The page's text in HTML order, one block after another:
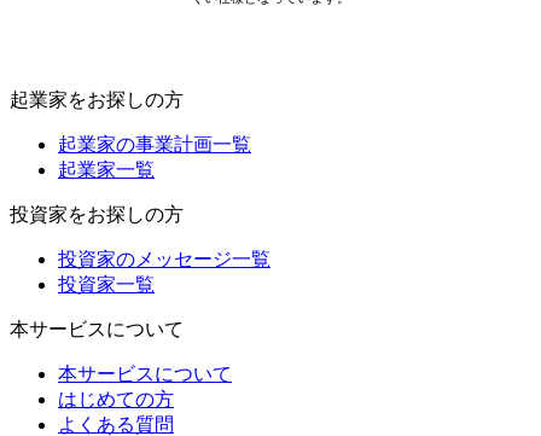
起業家をお探しの方
起業家の事業計画一覧
起業家一覧
投資家をお探しの方
投資家のメッセージ一覧
投資家一覧
本サービスについて
本サービスについて
はじめての方
よくある質問